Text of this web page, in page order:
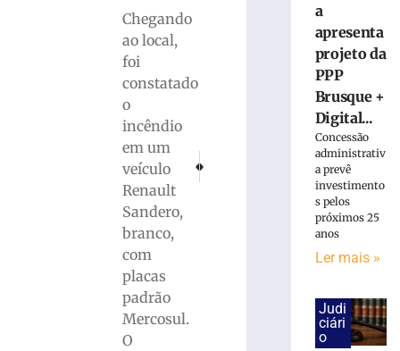
Chegando
ao local,
foi
constatado
o
incêndio
em um
veículo
Renault
Sandero,
branco,
com
placas
padrão
Mercosul.
O
Veículo atinge poste na rua
Sem vencer há 10 jogos, Brusque enfrenta o
Homem
matou
mulher
ocultou
cadáver
condenado
a
apresenta
projeto da
PPP
Brusque +
Digital...
Concessão
administrativ
a prevê
investimento
s pelos
próximos 25
anos
Ler mais »
Judi
ciári
o